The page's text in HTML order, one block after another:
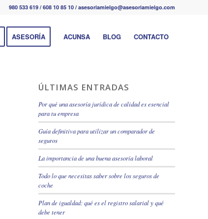
980 533 619 / 608 10 85 10 / asesoriamielgo@asesoriamielgo.com
ASESORÍA ACUNSA BLOG CONTACTO
ÚLTIMAS ENTRADAS
Por qué una asesoría jurídica de calidad es esencial
para tu empresa
Guía definitiva para utilizar un comparador de
seguros
La importancia de una buena asesoría laboral
Todo lo que necesitas saber sobre los seguros de
coche
Plan de igualdad: qué es el registro salarial y qué
debe tener